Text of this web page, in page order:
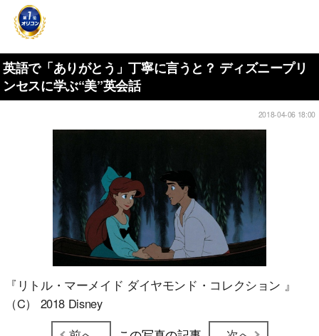
英語で「ありがとう」丁寧に言うと？ ディズニープリ
ンセスに学ぶ“美”英会話
2018-04-06 18:00
『リトル・マーメイド ダイヤモンド・コレクション 』
（C） 2018 Disney